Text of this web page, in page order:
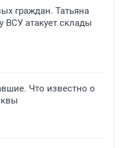
граждан. Татьяна
ВСУ атакует склады
Что известно о